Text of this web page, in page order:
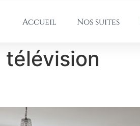
Accueil Nos suites
télévision